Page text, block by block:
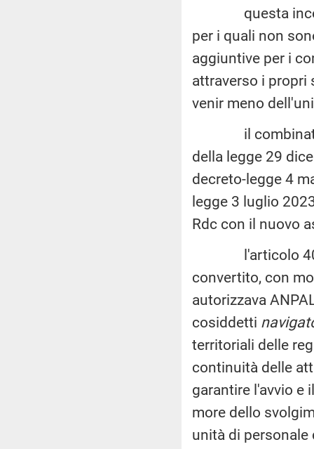
questa
per i quali non
aggiuntive per i
attraverso i propri
venir meno
il combinato
della legge 29
decreto-legge 4
legge 3 luglio
Rdc con il nuovo
l'articolo
convertito, con
autorizzava
cosiddetti
territoriali delle
continuità delle
garantire l'avvio e
more dello
unità di